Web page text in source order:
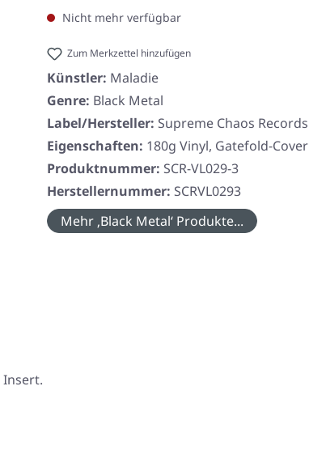
Nicht mehr verfügbar
Zum Merkzettel hinzufügen
Künstler: Maladie
Genre: Black Metal
Label/Hersteller: Supreme Chaos Records
Eigenschaften: 180g Vinyl, Gatefold-Cover
Produktnummer: SCR-VL029-3
Herstellernummer: SCRVL0293
Mehr ‚Black Metal‘ Produkte...